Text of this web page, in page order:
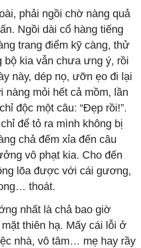
phải ngồi chờ nàng quả
Ngồi dài cổ hàng tiếng
trang điểm kỹ càng, thử
bộ kia vẫn chưa ưng ý, rồi
này, dép nọ, ưỡn ẹo đi lại
nàng mỏi hết cả mồm, lần
độc một câu: “Đẹp rồi!”.
để tỏ ra mình không bị
chả đếm xỉa đến câu
vô phạt kia. Cho đến
lõa được với cái gương,
thoát.
nhất là chả bao giờ
thiên hạ. Mấy cái lỗi ở
nhà, vô tâm… mẹ hay rầy